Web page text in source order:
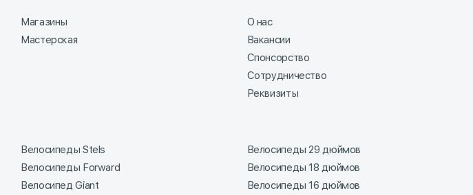
Магазины
Мастерская
О нас
Вакансии
Спонсорство
Сотрудничество
Реквизиты
Велосипеды Stels
Велосипеды Forward
Велосипед Giant
Велосипеды 29 дюймов
Велосипеды 18 дюймов
Велосипеды 16 дюймов